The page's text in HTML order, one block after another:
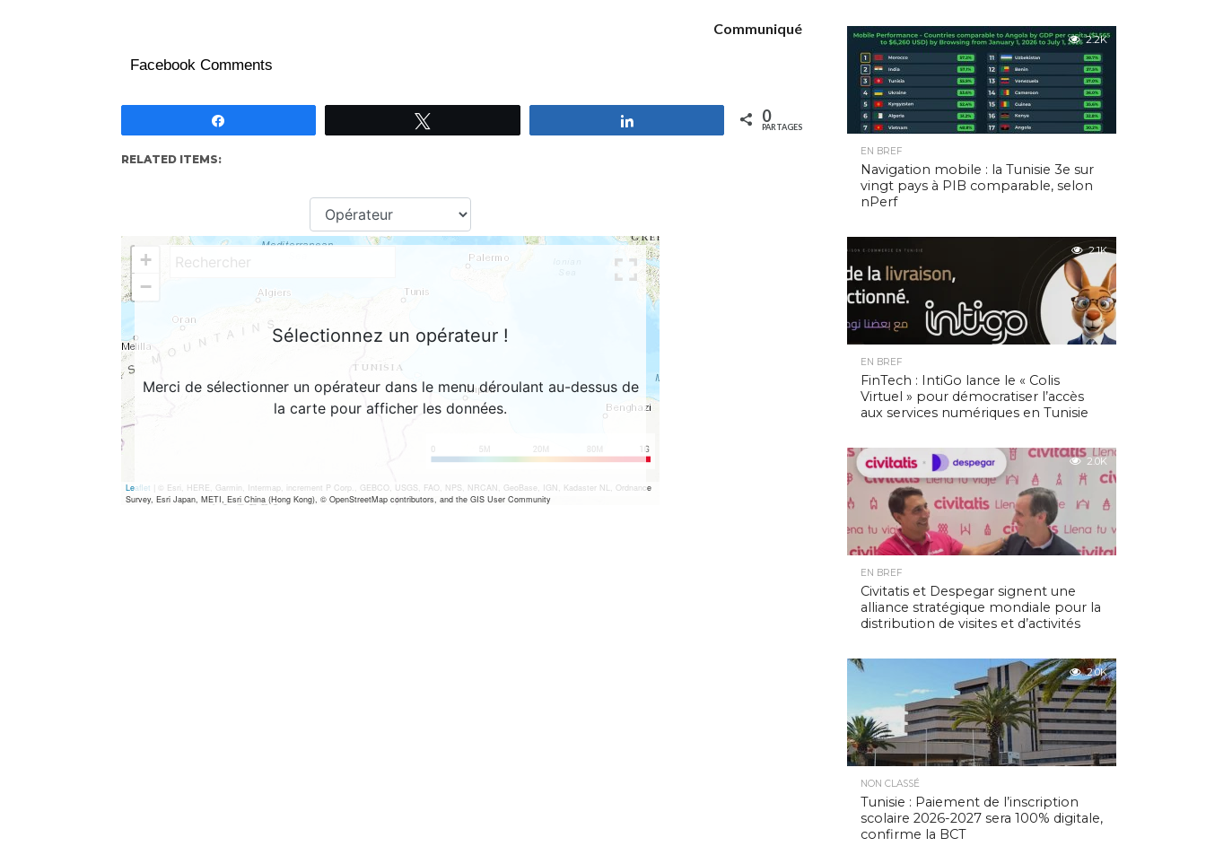
Communiqué
Facebook Comments
0
PARTAGES
RELATED ITEMS:
2.2K
EN BREF
Navigation mobile : la Tunisie 3e sur
vingt pays à PIB comparable, selon
nPerf
2.1K
EN BREF
FinTech : IntiGo lance le « Colis
Virtuel » pour démocratiser l’accès
aux services numériques en Tunisie
2.0K
EN BREF
Civitatis et Despegar signent une
alliance stratégique mondiale pour la
distribution de visites et d’activités
2.0K
NON CLASSÉ
Tunisie : Paiement de l’inscription
scolaire 2026-2027 sera 100% digitale,
confirme la BCT